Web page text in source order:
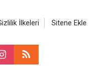
İlkeleri Sitene Ekle